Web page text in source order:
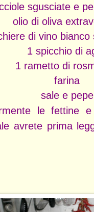
sgusciate e
olio di oliva
di vino
1 spicchio di
1 rametto di
farina
sale e pepe
le fettine
avrete prima